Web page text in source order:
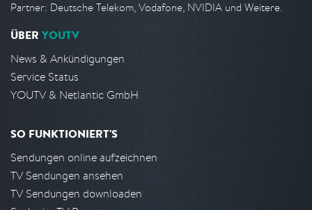
Partner: Deutsche Telekom, Vodafone, NVIDIA und Weitere.
ÜBER YOUTV
News & Ankündigungen
Service Status
YOUTV & Netlantic GmbH
SO FUNKTIONIERT'S
Sendungen online aufzeichnen
TV Sendungen ansehen
TV Sendungen downloaden